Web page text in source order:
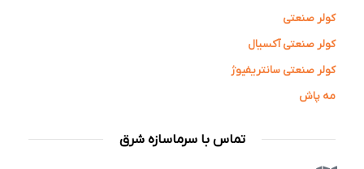
کولر صنعتی
کولر صنعتی آکسیال
کولر صنعتی سانتریفیوژ
مه پاش
تماس با سرماسازه شرق